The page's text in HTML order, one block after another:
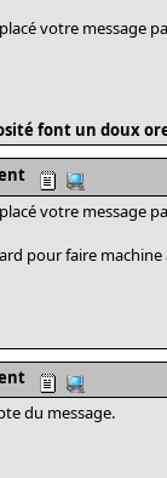
votre message
font un doux
votre message
pour faire machine
du message.